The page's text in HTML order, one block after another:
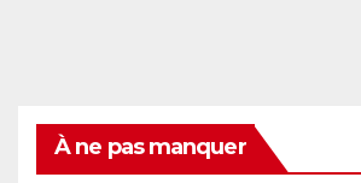
À ne pas manquer